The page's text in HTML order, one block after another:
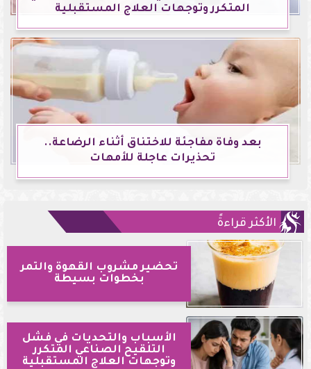
المتكرر وتوجهات العلاج المستقبلية
بعد وفاة مفاجئة للاختناق أثناء الرضاعة..
تحذيرات عاجلة للأمهات
الأكثر قراءةً
تحضير مشروب القهوة والتمر
بخطوات بسيطة
الأسباب والتحديات في فشل
التلقيح الصناعي المتكرر
وتوجهات العلاج المستقبلية